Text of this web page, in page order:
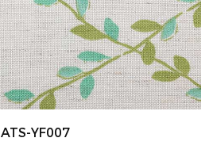
ATS-YF007